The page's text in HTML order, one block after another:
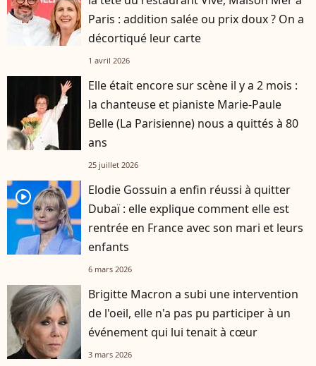
Paris : addition salée ou prix doux ? On a
décortiqué leur carte
1 avril 2026
Elle était encore sur scène il y a 2 mois :
la chanteuse et pianiste Marie-Paule
Belle (La Parisienne) nous a quittés à 80
ans
25 juillet 2026
player2
Elodie Gossuin a enfin réussi à quitter
Dubaï : elle explique comment elle est
rentrée en France avec son mari et leurs
enfants
6 mars 2026
Brigitte Macron a subi une intervention
de l'oeil, elle n'a pas pu participer à un
événement qui lui tenait à cœur
3 mars 2026